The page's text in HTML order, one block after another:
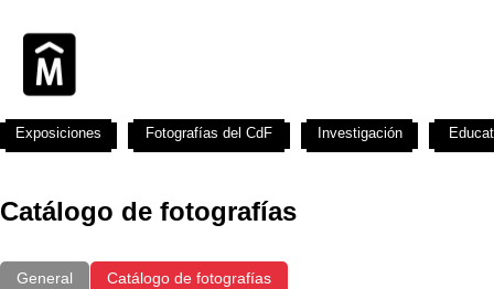
Catálogo de fotografías
General Catálogo de fotografías
Exposiciones Fotografías del CdF Investigación